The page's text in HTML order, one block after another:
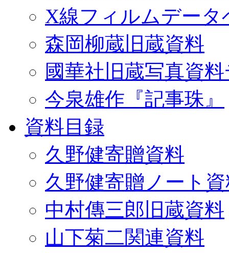
X線フィルムデータ
森岡柳蔵旧蔵資料
國華社旧蔵写真資
今泉雄作『記事珠』
資料目録
久野健寄贈資料
久野健寄贈ノート
中村傳三郎旧蔵資料
山下菊二関連資料